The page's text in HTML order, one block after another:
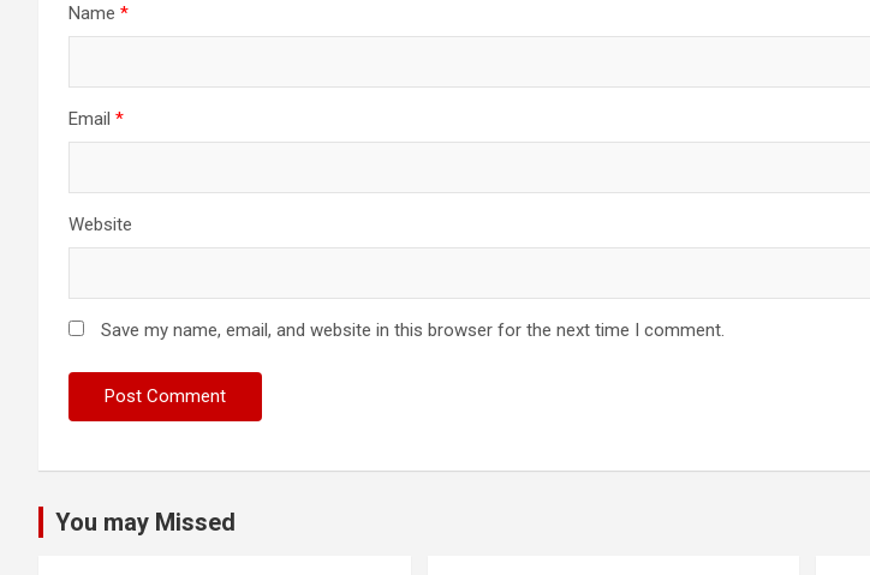
Name *
Email *
Website
Save my name, email, and website in this browser for the next time I comment.
You may Missed